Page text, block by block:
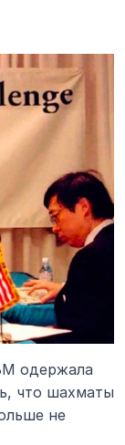
одержала
что шахматы
не